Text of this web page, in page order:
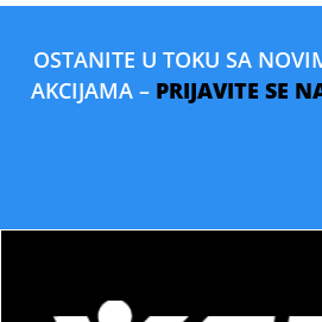
OSTANITE U TOKU SA
AKCIJAMA – PRIJAVITE SE